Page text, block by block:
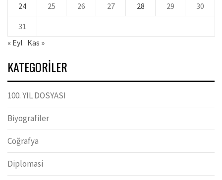
24 25 26 27 28 29 30
31
« Eyl Kas »
KATEGORILER
100. YIL DOSYASI
Biyografiler
Coğrafya
Diplomasi